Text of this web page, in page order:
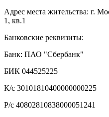
Адрес места жительства: г.
1, кв.1
Банковские реквизиты:
Банк: ПАО "Сбербанк"
БИК 044525225
К/с 30101810400000000225
Р/с 40802810838000051241